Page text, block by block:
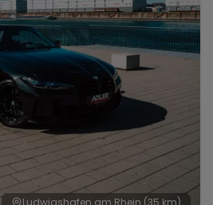
Ludwigshafen am Rhein (35 km)